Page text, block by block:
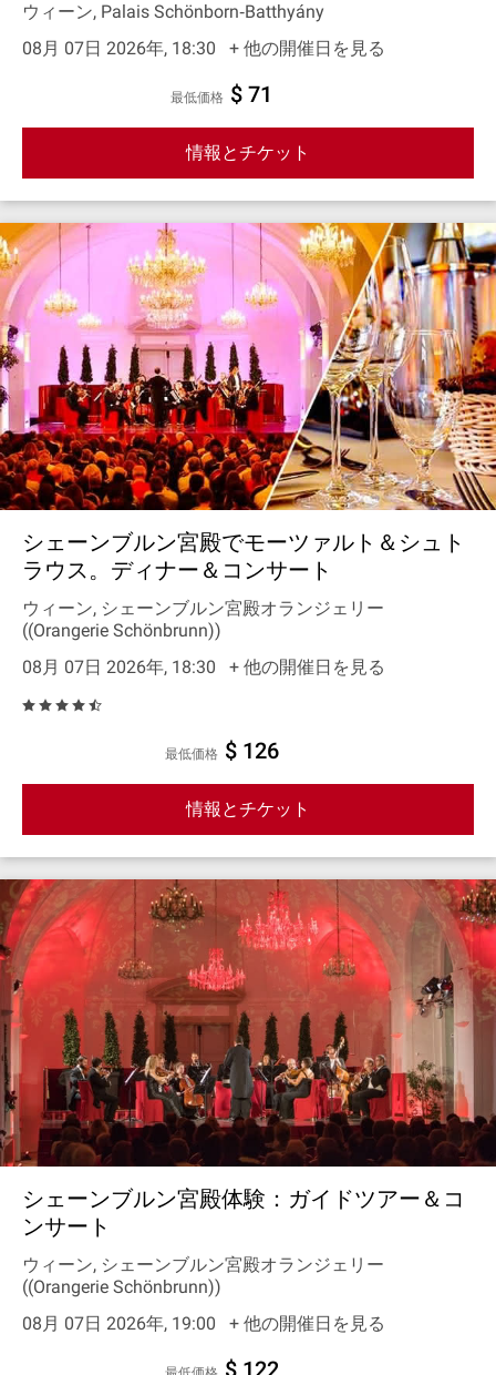
ウィーン, Palais Schönborn‐Batthyány
08月 07日 2026年, 18:30
+ 他の開催日を見る
最低価格 $ 71
情報とチケット
シェーンブルン宮殿でモーツァルト＆シュト
ラウス。ディナー＆コンサート
ウィーン, シェーンブルン宮殿オランジェリー
((Orangerie Schönbrunn))
08月 07日 2026年, 18:30
+ 他の開催日を見る
最低価格 $ 126
情報とチケット
シェーンブルン宮殿体験：ガイドツアー＆コ
ンサート
ウィーン, シェーンブルン宮殿オランジェリー
((Orangerie Schönbrunn))
08月 07日 2026年, 19:00
+ 他の開催日を見る
$ 122